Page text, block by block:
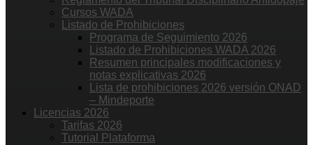
Cursos WADA
Listado de Prohibiciones
Programa de Seguimiento 2026
Listado de Prohibiciones WADA 2026
Resumen principales modificaciones y
notas explicativas 2026
Lista de prohibiciones 2026 versión ONAD
– Mindeporte
Licencias 2026
Tarifas 2026
Tutorial Plataforma